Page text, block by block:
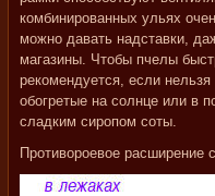
комбинированных ульях
можно давать надставки,
магазины. Чтобы пчелы
рекомендуется, если
обогретые на солнце или в
сладким сиропом соты.
Противороевое